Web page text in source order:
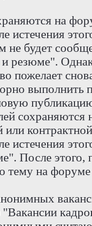
на
истечения
не будет
резюме".
пожелает
выполнить
или
истечения
После этого,
тему на
"Вакансии